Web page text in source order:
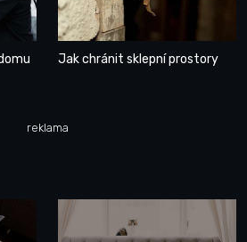
Jak chránit sklepní prostory
reklama